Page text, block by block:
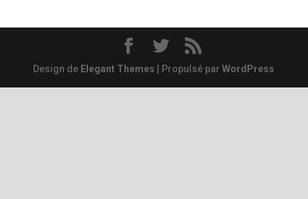
Design de Elegant Themes | Propulsé parWordPress